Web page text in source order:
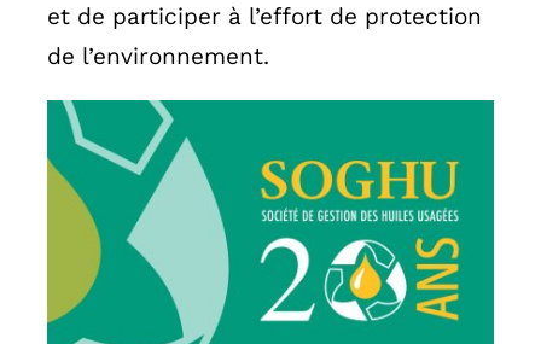
et de participer à l’effort de protection
de l’environnement.